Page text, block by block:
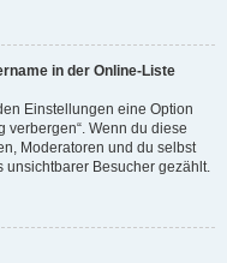
in der Online-Liste
Einstellungen eine Option
verbergen“. Wenn du diese
Moderatoren und du selbst
unsichtbarer Besucher gezählt.